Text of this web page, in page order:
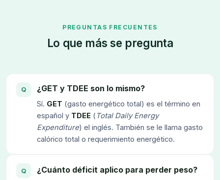
PREGUNTAS FRECUENTES
Lo que más se pregunta
¿GET y TDEE son lo mismo?
Sí. GET (gasto energético total) es el término en
español y TDEE ( Total Daily Energy
Expenditure) el inglés. También se le llama gasto
calórico total o requerimiento energético.
¿Cuánto déficit aplico para perder peso?